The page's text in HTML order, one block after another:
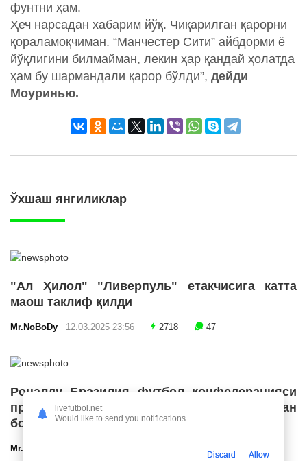
фунтни ҳам.
Ҳеч нарсадан хабарим йўқ. Чиқарилган қарорни
қораламоқчиман. “Манчестер Сити” айбдорми ё
йўқлигини билмайман, лекин ҳар қандай ҳолатда
ҳам бу шармандали қарор бўлди”, дейди
Моуринью.
Ўхшаш янгиликлар
"Ал Ҳилол" "Ливерпуль" етакчисига катта
маош таклиф қилди
Mr.NoBoDy 12.03.2025 23:56 2718 47
Роналду Бразилия футбол конфедерацияси
президенти лавозимига номзодини қўйишдан
бош тортди
Mr.NoBoDy
livefutbol.net
Would like to send you notifications
Discard Allow